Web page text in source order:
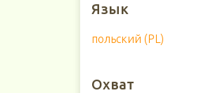
Язык
польский (PL)
Охват